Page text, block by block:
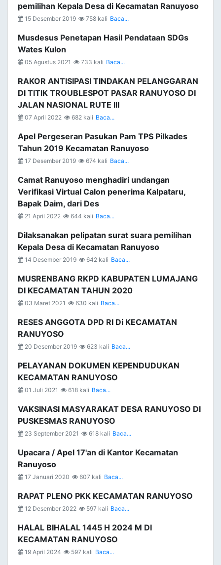
pemilihan Kepala Desa di Kecamatan Ranuyoso
15 Desember 2019 758 kali Baca...
Musdesus Penetapan Hasil Pendataan SDGs
Wates Kulon
05 Agustus 2021 733 kali Baca...
RAKOR ANTISIPASI TINDAKAN PELANGGARAN
DI TITIK TROUBLESPOT PASAR RANUYOSO DI
JALAN NASIONAL RUTE III
07 April 2022 682 kali Baca...
Apel Pergeseran Pasukan Pam TPS Pilkades
Tahun 2019 Kecamatan Ranuyoso
17 Desember 2019 674 kali Baca...
Camat Ranuyoso menghadiri undangan
Verifikasi Virtual Calon penerima Kalpataru,
Bapak Daim, dari Des
21 April 2022 644 kali Baca...
Dilaksanakan pelipatan surat suara pemilihan
Kepala Desa di Kecamatan Ranuyoso
14 Desember 2019 642 kali Baca...
MUSRENBANG RKPD KABUPATEN LUMAJANG
DI KECAMATAN TAHUN 2020
03 Maret 2021 630 kali Baca...
RESES ANGGOTA DPD RI Di KECAMATAN
RANUYOSO
20 Desember 2019 623 kali Baca...
PELAYANAN DOKUMEN KEPENDUDUKAN
KECAMATAN RANUYOSO
01 Juli 2021 618 kali Baca...
VAKSINASI MASYARAKAT DESA RANUYOSO DI
PUSKESMAS RANUYOSO
23 September 2021 618 kali Baca...
Upacara / Apel 17'an di Kantor Kecamatan
Ranuyoso
17 Januari 2020 607 kali Baca...
RAPAT PLENO PKK KECAMATAN RANUYOSO
12 Desember 2022 597 kali Baca...
HALAL BIHALAL 1445 H 2024 M DI
KECAMATAN RANUYOSO
19 April 2024 597 kali Baca...